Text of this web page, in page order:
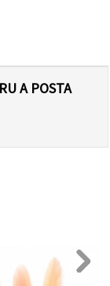
A POSTA